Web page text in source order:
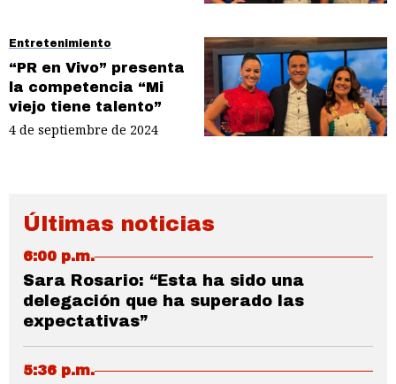
Entretenimiento
“PR en Vivo” presenta
la competencia “Mi
viejo tiene talento”
4 de septiembre de 2024
Últimas noticias
6:00 p.m.
Sara Rosario: “Esta ha sido una
delegación que ha superado las
expectativas”
5:36 p.m.